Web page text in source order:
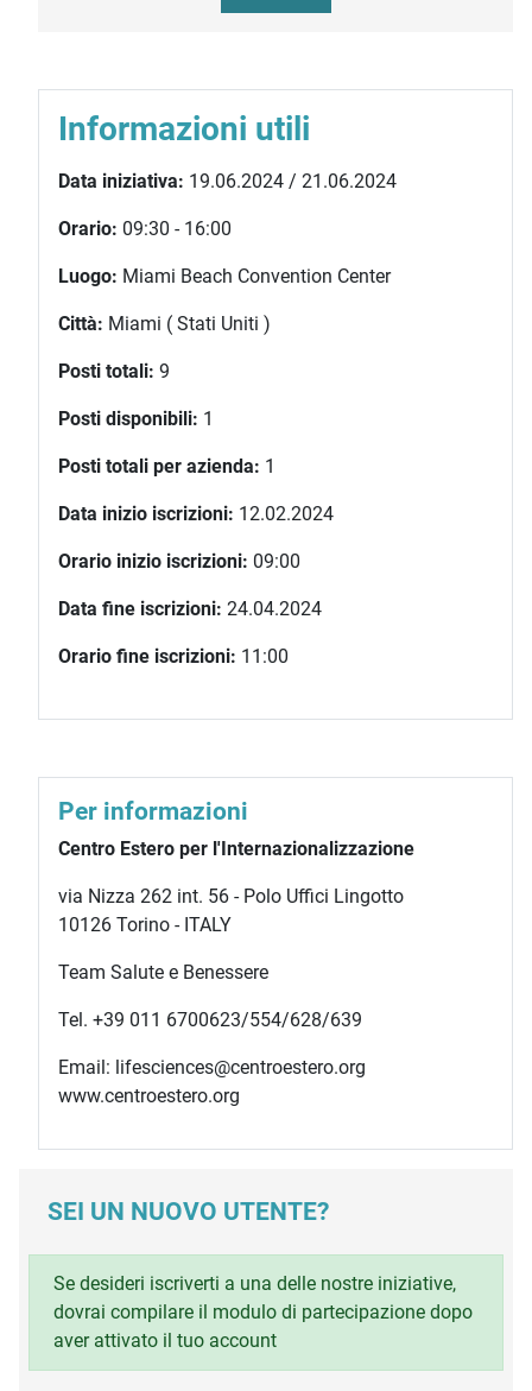
Informazioni utili
Data iniziativa: 19.06.2024 / 21.06.2024
Orario: 09:30 - 16:00
Luogo: Miami Beach Convention Center
Città: Miami ( Stati Uniti )
Posti totali: 9
Posti disponibili: 1
Posti totali per azienda: 1
Data inizio iscrizioni: 12.02.2024
Orario inizio iscrizioni: 09:00
Data fine iscrizioni: 24.04.2024
Orario fine iscrizioni: 11:00
Per informazioni
Centro Estero per l'Internazionalizzazione
via Nizza 262 int. 56 - Polo Uffici Lingotto
10126 Torino - ITALY
Team Salute e Benessere
Tel. +39 011 6700623/554/628/639
Email: lifesciences@centroestero.org
www.centroestero.org
SEI UN NUOVO UTENTE?
Se desideri iscriverti a una delle nostre iniziative,
dovrai compilare il modulo di partecipazione dopo
aver attivato il tuo account